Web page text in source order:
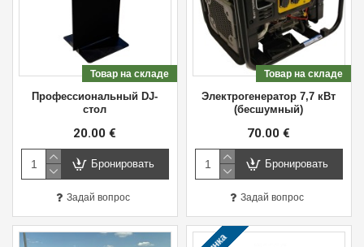
Товар на складе
Профессиональный DJ-
стол
20.00 €
Бронировать
Задай вопрос
Товар на складе
Электрогенератор 7,7 кВт
(бесшумный)
70.00 €
Бронировать
Задай вопрос